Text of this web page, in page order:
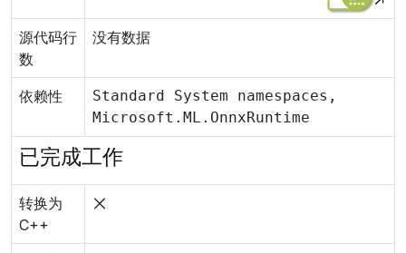
源代码行
数
没有数据
依赖性
Standard System namespaces,
Microsoft.ML.OnnxRuntime
已完成工作
转换为
C++